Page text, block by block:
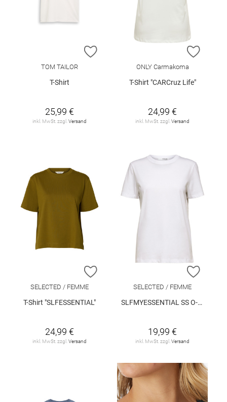
ZUR WUNSCHLISTE HINZUFÜGEN
TOM TAILOR
T-Shirt
25,99 €
inkl. MwSt. zzgl.Versand
ZUR
ONLY Carmakoma
T-Shirt "CARCruz Life"
24,99 €
inkl. MwSt. zzgl.Versand
ZUR WUNSCHLISTE HINZUFÜGEN
SELECTED / FEMME
T-Shirt "SLFESSENTIAL"
24,99 €
inkl. MwSt. zzgl. Versand
ZUR
SELECTED / FEMME
SLFMYESSENTIAL SS O-NECK TEE NOOS
19,99 €
inkl. MwSt. zzgl. Versand